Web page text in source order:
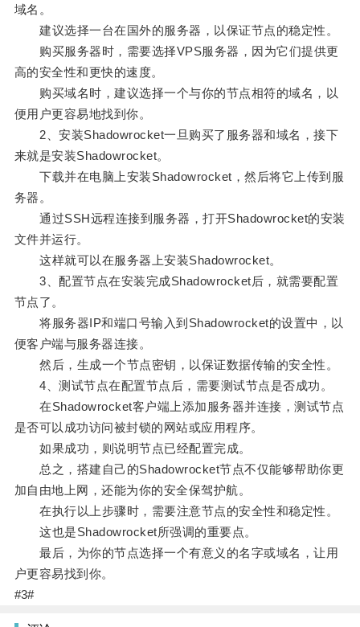
域名。
建议选择一台在国外的服务器，以保证节点的稳定性。
购买服务器时，需要选择VPS服务器，因为它们提供更
高的安全性和更快的速度。
购买域名时，建议选择一个与你的节点相符的域名，以
便用户更容易地找到你。
2、安装Shadowrocket一旦购买了服务器和域名，接下
来就是安装Shadowrocket。
下载并在电脑上安装Shadowrocket，然后将它上传到服
务器。
通过SSH远程连接到服务器，打开Shadowrocket的安装
文件并运行。
这样就可以在服务器上安装Shadowrocket。
3、配置节点在安装完成Shadowrocket后，就需要配置
节点了。
将服务器IP和端口号输入到Shadowrocket的设置中，以
便客户端与服务器连接。
然后，生成一个节点密钥，以保证数据传输的安全性。
4、测试节点在配置节点后，需要测试节点是否成功。
在Shadowrocket客户端上添加服务器并连接，测试节点
是否可以成功访问被封锁的网站或应用程序。
如果成功，则说明节点已经配置完成。
总之，搭建自己的Shadowrocket节点不仅能够帮助你更
加自由地上网，还能为你的安全保驾护航。
在执行以上步骤时，需要注意节点的安全性和稳定性。
这也是Shadowrocket所强调的重要点。
最后，为你的节点选择一个有意义的名字或域名，让用
户更容易找到你。
#3#